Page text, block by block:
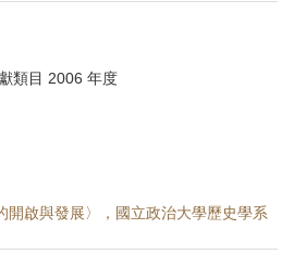
類目 2006 年度
開啟與發展〉，國立政治大學歷史學系